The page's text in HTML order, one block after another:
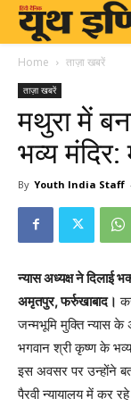
Home ताज़ा खबरें
ताज़ा खबरें
मथुरा में
भव्य मंदिर:
By Youth India Staff
न्यास अध्यक्ष ने दिलाई
अमृतपुर, फर्रुखाबाद।
जन्मभूमि मुक्ति न्यास के
भगवान श्री कृष्ण के भव्य
इस अवसर पर उन्होंने
पैरवी न्यायालय में कर